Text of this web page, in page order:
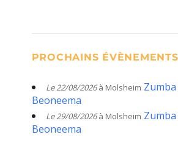
PROCHAINS ÉVÈNEMENTS
Le 22/08/2026à Molsheim
Beoneema
Le 29/08/2026à Molsheim
Beoneema